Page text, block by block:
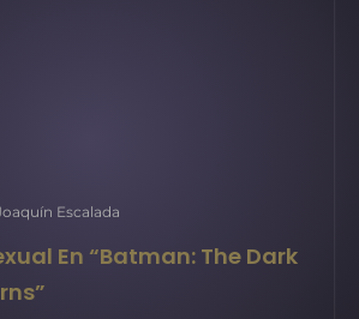
Escalada
En “Batman: The Dark